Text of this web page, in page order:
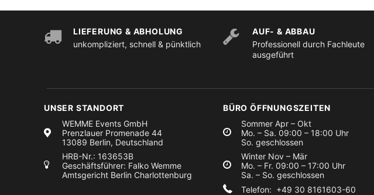
LIEFERUNG & ABHOLUNG
unkompliziert, schnell & pünktlich
AUF- & ABBAU
Professionell durch Fachleute
ausgeführt
UNSER STANDORT
WEMME Events GmbH
Prenzlauer Promenade 44
13089 Berlin, Deutschland
HRB-Nr.: 163653B
Geschäftsführer: Falko Wemme
Amtsgericht Berlin Charlottenburg
BÜRO ÖFFNUNGSZEITEN
Sommer Apr – Okt
Mo. – Sa. 09:00 – 18:00 Uhr
So. geschlossen
Winter Nov – Mär
Mo. – Fr. 09:00 – 17:00 Uhr
Sa. – So. geschlossen
Telefon: +49 30 8161603-60